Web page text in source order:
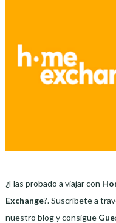
¿Has probado a viajar con
Exchange?. Suscríbete a
nuestro blog y consigue